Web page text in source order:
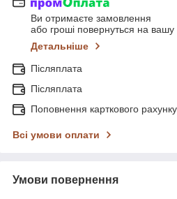
Ви отримаєте замовлення
або гроші повернуться на вашу
Детальніше
Післяплата
Післяплата
Поповнення карткового
Всі умови оплати
Умови повернення